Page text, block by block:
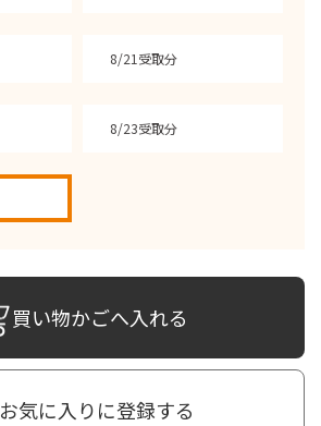
8/21受取分
8/23受取分
買い物かごへ入れる
お気に入りに登録する